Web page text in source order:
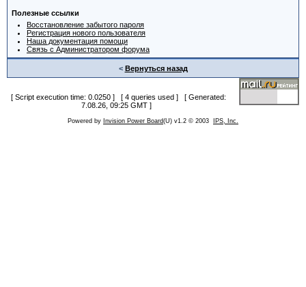
Полезные ссылки
Восстановление забытого пароля
Регистрация нового пользователя
Наша документация помощи
Связь с Администратором форума
< Вернуться назад
[ Script execution time: 0.0250 ] [ 4 queries used ] [ Generated:
7.08.26, 09:25 GMT ]
Powered by Invision Power Board(U) v1.2 © 2003 IPS, Inc.